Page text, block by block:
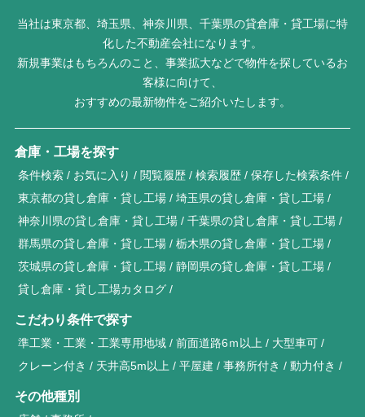
当社は東京都、埼玉県、神奈川県、千葉県の貸倉庫・貸工場に特
化した不動産会社になります。
新規事業はもちろんのこと、事業拡大などで物件を探しているお
客様に向けて、
おすすめの最新物件をご紹介いたします。
倉庫・工場を探す
条件検索 お気に入り 閲覧履歴 検索履歴
保存した検索条件
東京都の貸し倉庫・貸し工場
埼玉県の貸し倉庫・貸し工場
神奈川県の貸し倉庫・貸し工場
千葉県の貸し倉庫・貸し工場
群馬県の貸し倉庫・貸し工場
栃木県の貸し倉庫・貸し工場
茨城県の貸し倉庫・貸し工場
静岡県の貸し倉庫・貸し工場
貸し倉庫・貸し工場カタログ
こだわり条件で探す
準工業・工業・工業専用地域 前面道路6ｍ以上
大型車可
クレーン付き
天井高5m以上 平屋建 事務所付き 動力付き
その他種別